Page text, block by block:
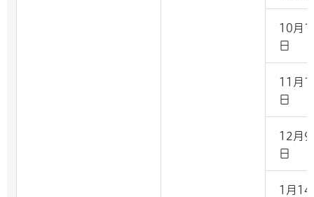
10月
日
11月
日
12月9
日
1月14